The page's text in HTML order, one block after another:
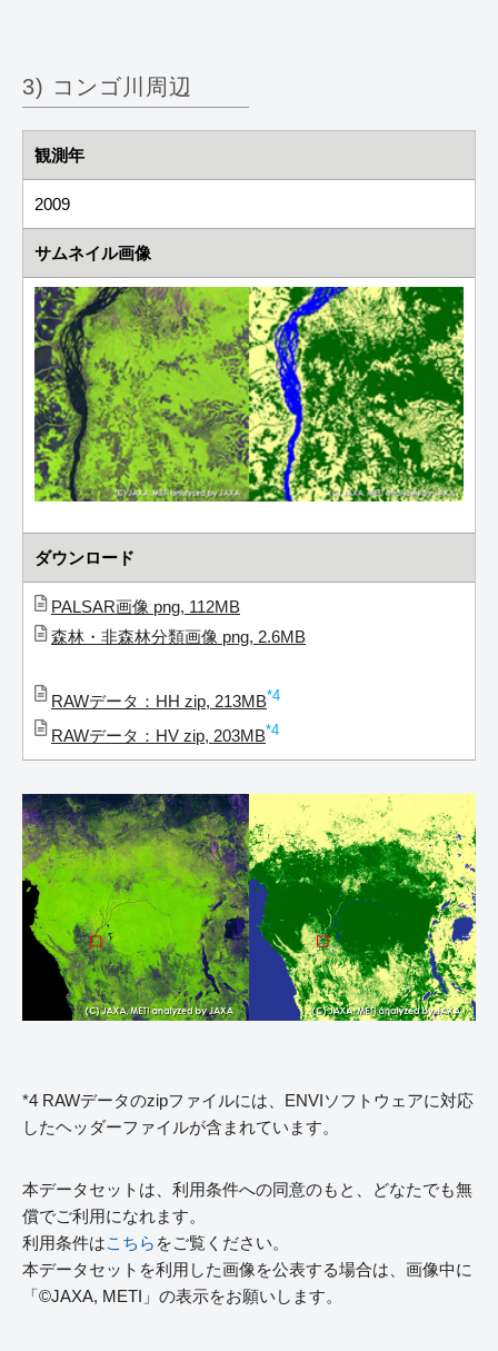
3) コンゴ川周辺
観測年
2009
サムネイル画像
ダウンロード
PALSAR画像 png, 112MB
森林・非森林分類画像 png, 2.6MB
RAWデータ：HH zip, 213MB*4
RAWデータ：HV zip, 203MB*4
*4 RAWデータのzipファイルには、ENVIソフトウェアに対応
したヘッダーファイルが含まれています。
本データセットは、利用条件への同意のもと、どなたでも無
償でご利用になれます。
利用条件はこちら をご覧ください。
本データセットを利用した画像を公表する場合は、画像中に
「©JAXA, METI」の表示をお願いします。